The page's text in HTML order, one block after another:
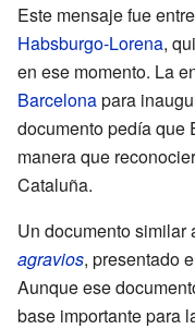
Este mensaje fue
Habsburgo-Lorena,
en ese momento. La
Barcelonapara
documento pedía que
manera que
Cataluña.
Un documento similar
agravios, presentado
Aunque ese
base importante para